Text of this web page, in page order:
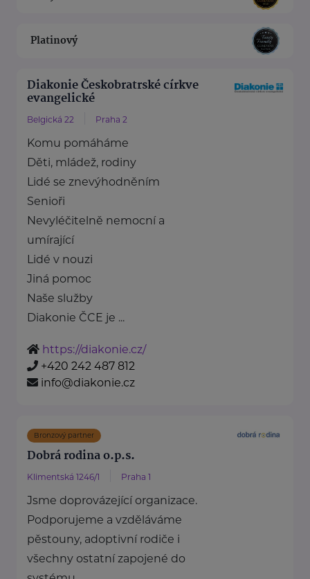
Platinový
Diakonie Českobratrské církve
evangelické
Belgická 22 Praha 2
Komu pomáháme
Děti, mládež, rodiny
Lidé se znevýhodněním
Senioři
Nevyléčitelně nemocní a
umírající
Lidé v nouzi
Jiná pomoc
Naše služby
Diakonie ČCE je ...
https://diakonie.cz/
+420 242 487 812
info@diakonie.cz
Bronzový partner
Dobrá rodina o.p.s.
Klimentská 1246/1 Praha 1
Jsme doprovázející organizace.
Podporujeme a vzděláváme
pěstouny, adoptivní rodiče i
všechny ostatní zapojené do